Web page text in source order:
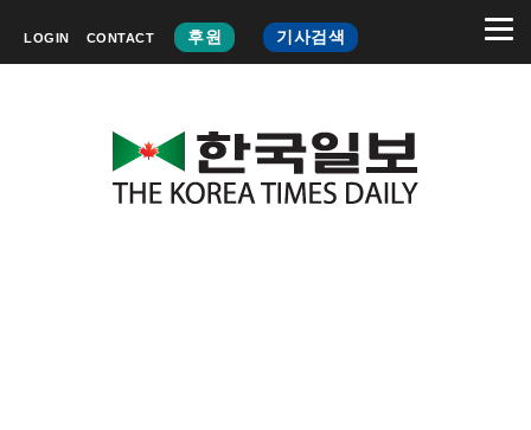
LOGIN CONTACT 후원 기사검색